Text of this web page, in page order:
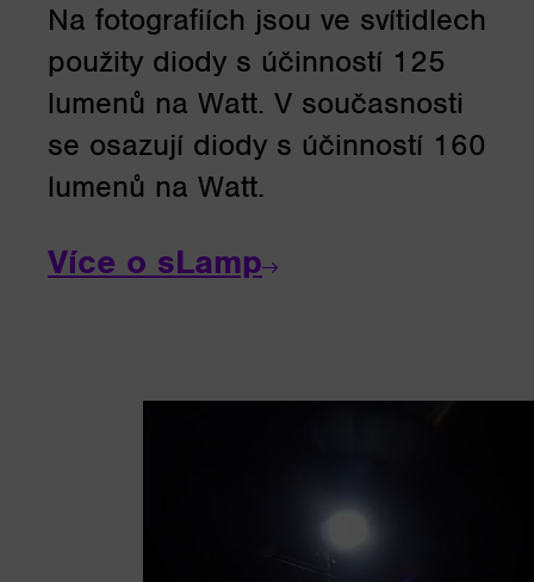
Na fotografiích jsou ve svítidlech
použity diody s účinností 125
lumenů na Watt. V současnosti
se osazují diody s účinností 160
lumenů na Watt.
Více o sLamp